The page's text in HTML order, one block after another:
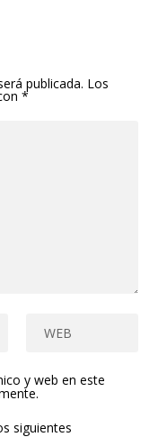
publicada. Los
*
y web en este
siguientes